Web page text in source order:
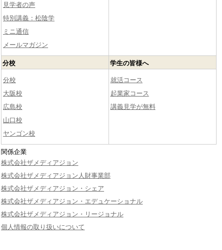
見学者の声
特別講義：松陰学
ミニ通信
メールマガジン
分校
分校
大阪校
広島校
山口校
ヤンゴン校
学生の皆様へ
就活コース
起業家コース
講義見学が無料
関係企業
株式会社ザメディアジョン
株式会社ザメディアジョン人財事業部
株式会社ザメディアジョン・シェア
株式会社ザメディアジョン・エデュケーショナル
株式会社ザメディアジョン・リージョナル
個人情報の取り扱いについて